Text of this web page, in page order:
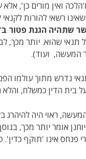
ואין מורים כן',
רשאי להורות
שתהיה הגנת פטור
שהוא. יותר מכך,
המעשה, ועוד).
נדרש מתוך עולמו
הדין כמשלח, והלא
ראוי היה להיהרג
אומר יותר מכך,
אינו 'תוקף כדין'.